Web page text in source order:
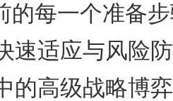
的每一个准备
速适应与风险
的高级战略博弈